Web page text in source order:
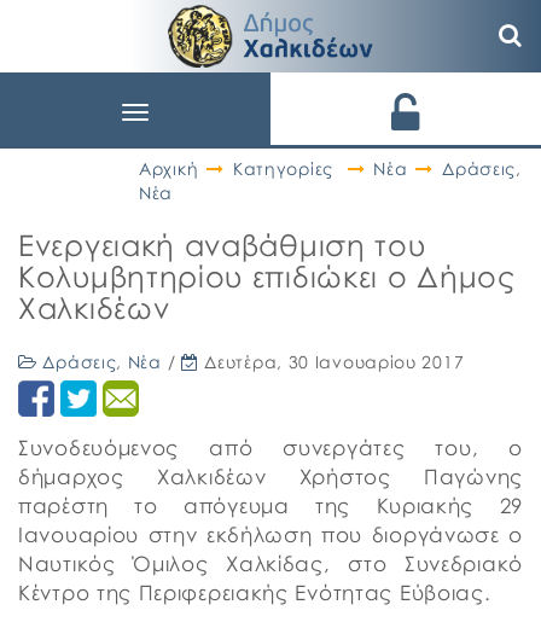
Toggle
Αρχική
Κατηγορίες Νέα Δράσεις,
Νέα
Ενεργειακή αναβάθμιση του
Κολυμβητηρίου επιδιώκει ο Δήμος
Χαλκιδέων
Δράσεις, Νέα / Δευτέρα, 30 Ιανουαρίου 2017
Συνοδευόμενος από συνεργάτες του, ο
δήμαρχος Χαλκιδέων Χρήστος Παγώνης
παρέστη το απόγευμα της Κυριακής 29
Ιανουαρίου στην εκδήλωση που διοργάνωσε ο
Ναυτικός Όμιλος Χαλκίδας, στο Συνεδριακό
Κέντρο της Περιφερειακής Ενότητας Εύβοιας.